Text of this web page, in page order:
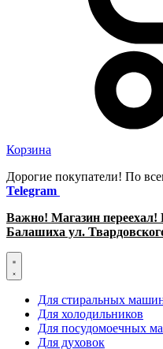
Корзина
Дорогие покупатели! По
Telegram
Важно! Магазин переехал!
Балашиха ул.
Для стиральных
Для холодильников
Для посудомоечных
Для духовок